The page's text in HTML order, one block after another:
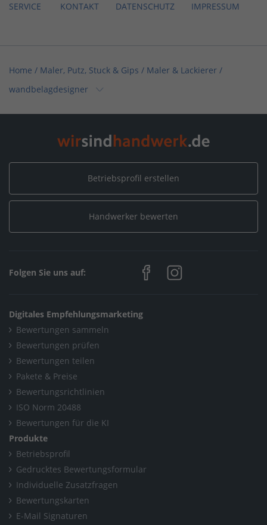
SERVICE
KONTAKT DATENSCHUTZ IMPRESSUM
Home / Maler, Putz, Stuck & Gips / Maler & Lackierer /
wandbelagdesigner
Home / Böden, Parkett, Teppich / Bodenleger /
wandbelagdesigner
Handwerksleistungen (Weitere) / Akustik- und Trockenbau
wandbelagdesigner
berlin / wandbelagdesigner
Betriebsprofil erstellen
Handwerker bewerten
Folgen Sie uns auf:
Digitales Empfehlungsmarketing
Bewertungen sammeln
Bewertungen prüfen
Bewertungen teilen
Pakete & Preise
Bewertungsrichtlinien
ISO Norm 20488
Bewertungen für die KI
Produkte
Betriebsprofil
Gedrucktes Bewertungsformular
Individuelle Zusatzfragen
Bewertungskarten
E-Mail Signaturen